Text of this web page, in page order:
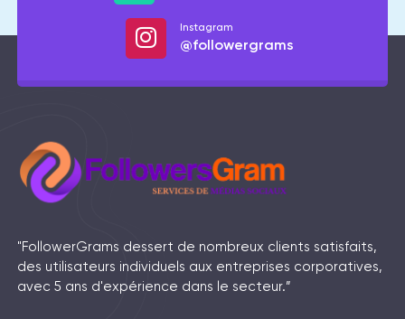
Instagram
@followergrams
"FollowerGrams dessert de nombreux clients satisfaits,
des utilisateurs individuels aux entreprises corporatives,
avec 5 ans d'expérience dans le secteur.”